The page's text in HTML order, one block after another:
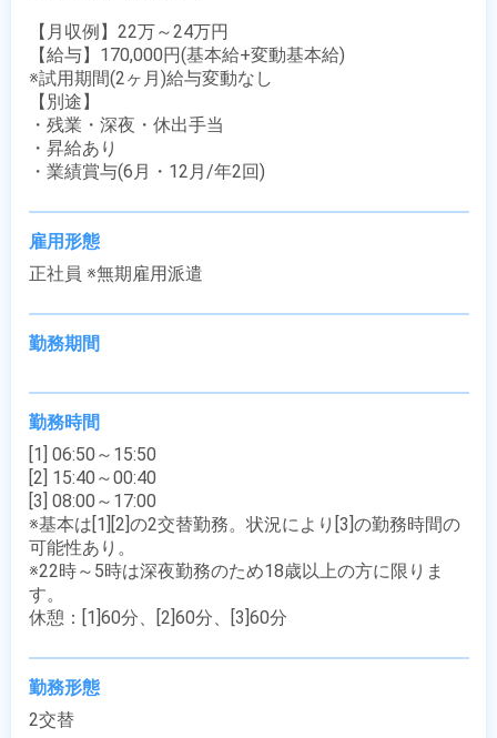
【月収例】22万～24万円
【給与】170,000円(基本給+変動基本給)
※試用期間(2ヶ月)給与変動なし
【別途】
・残業・深夜・休出手当
・昇給あり
・業績賞与(6月・12月/年2回)
雇用形態
正社員 ※無期雇用派遣
勤務期間
勤務時間
[1] 06:50～15:50
[2] 15:40～00:40
[3] 08:00～17:00
※基本は[1][2]の2交替勤務。状況により[3]の勤務時間の
可能性あり。
※22時～5時は深夜勤務のため18歳以上の方に限りま
す。
休憩：[1]60分、[2]60分、[3]60分
勤務形態
2交替